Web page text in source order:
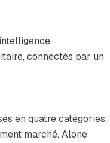
connectés par un
en quatre catégories.
marché. Alone